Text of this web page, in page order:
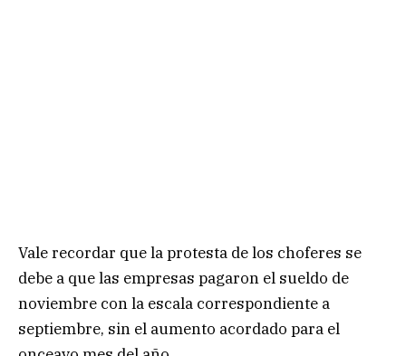
Vale recordar que la protesta de los choferes se
debe a que las empresas pagaron el sueldo de
noviembre con la escala correspondiente a
septiembre, sin el aumento acordado para el